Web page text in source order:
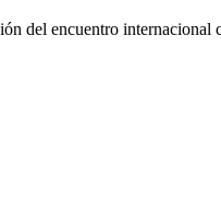
del encuentro